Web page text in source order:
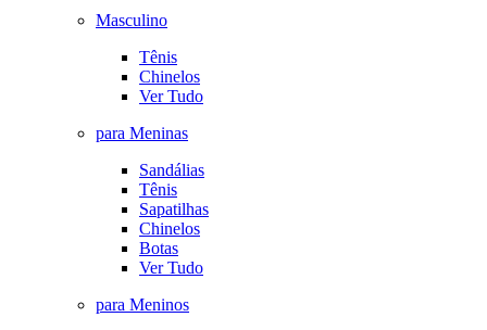
Masculino
Tênis
Chinelos
Ver Tudo
para Meninas
Sandálias
Tênis
Sapatilhas
Chinelos
Botas
Ver Tudo
para Meninos